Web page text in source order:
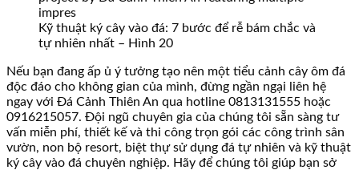
Kỹ thuật ký cây vào đá: 7 bước để rễ bám chắc và
tự nhiên nhất – Hình 20
Nếu bạn đang ấp ủ ý tưởng tạo nên một tiểu cảnh cây ôm đá
độc đáo cho không gian của mình, đừng ngần ngại liên hệ
ngay với Đá Cảnh Thiên An qua hotline 0813131555 hoặc
0916215057. Đội ngũ chuyên gia của chúng tôi sẵn sàng tư
vấn miễn phí, thiết kế và thi công trọn gói các công trình sân
vườn, non bộ resort, biệt thự sử dụng đá tự nhiên và kỹ thuật
ký cây vào đá chuyên nghiệp. Hãy để chúng tôi giúp bạn sở